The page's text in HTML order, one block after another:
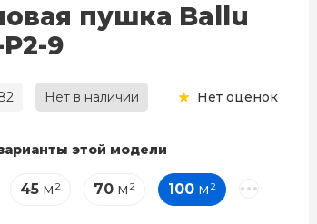
пушка Ballu
9
Нет в наличии Нет оценок
этой модели
45м² 70м² 100м²